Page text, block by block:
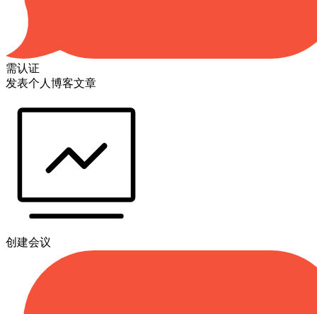
需认证
发表个人博客文章
创建会议